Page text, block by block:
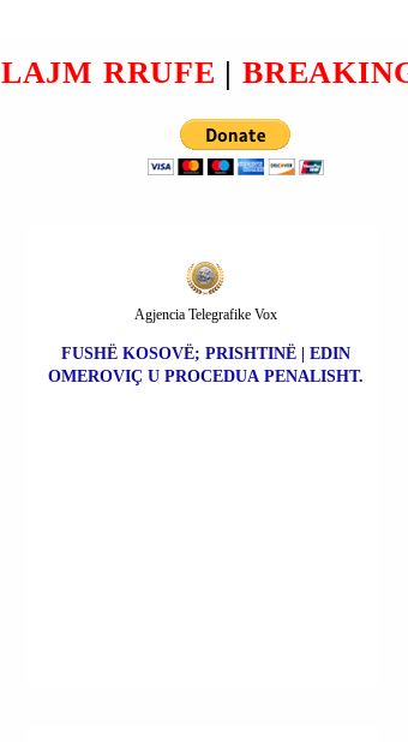
LAJM RRUFE |
FUSHË KOSOVË; PRISHTINË | EDIN
OMEROVIÇ U PROCEDUA PENALISHT.
Agjencia Telegrafike Vox